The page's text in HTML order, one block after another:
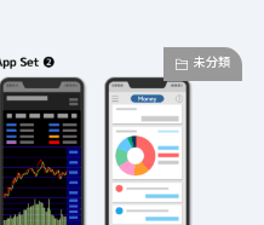
未分類